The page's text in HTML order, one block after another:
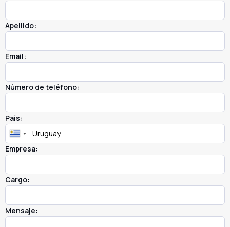
Apellido:
Email:
Número de teléfono:
País:
Empresa:
Cargo:
Mensaje: